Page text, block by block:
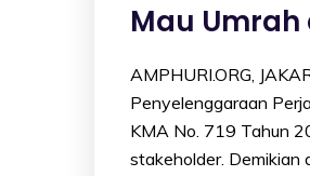
Mau
AMPHURI.ORG,
Penyelenggaraan
KMA No. 719 Tahun
stakeholder. Demikian